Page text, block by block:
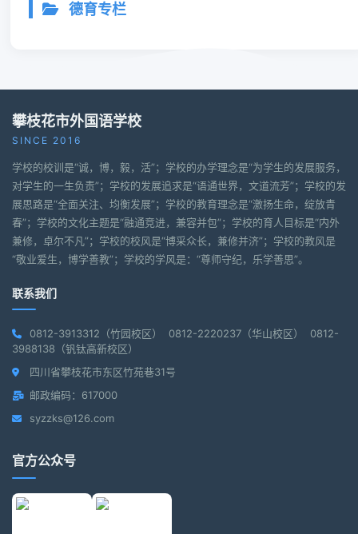
德育专栏
攀枝花市外国语学校
SINCE 2016
学校的校训是“诚，博，毅，活”；学校的办学理念是“为学生的发展服务，
对学生的一生负责”；学校的发展追求是“语通世界，文道流芳”；学校的发
展思路是“全面关注、均衡发展”；学校的教育理念是“激扬生命，绽放青
春”；学校的文化主题是“融通竞进，兼容并包”；学校的育人目标是“内外
兼修，卓尔不凡”；学校的校风是“博采众长，兼修并济”；学校的教风是
“敬业爱生，博学善教”；学校的学风是：“尊师守纪，乐学善思”。
联系我们
0812-3913312（竹园校区） 0812-2220237（华山校区） 0812-
3988138（钒钛高新校区）
四川省攀枝花市东区竹苑巷31号
邮政编码：617000
syzzks@126.com
官方公众号